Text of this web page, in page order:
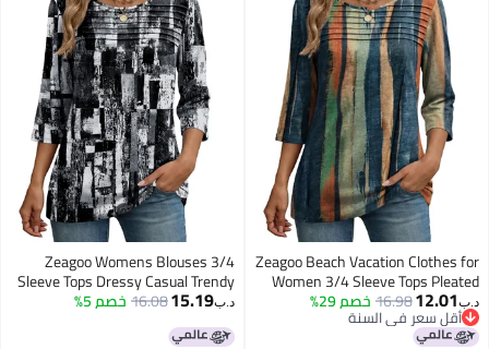
Zeagoo Beach Vacation Clothes for
Women 3/4 Sleeve Tops Pleated
Front Loose Fit Tunic Top Crewneck
Business Dressy Blouse
د.ب‏12.01
16.98خصم 29%
أقل سعر في السنة
أقل سعر في السنة
Zeagoo Womens Blouses 3/4
Sleeve Tops Dressy Casual Trendy
Crewneck Flattering Shirts Plus
Size Tunic Spring Summer Clothes
د.ب‏15.19
16.08خصم 5%